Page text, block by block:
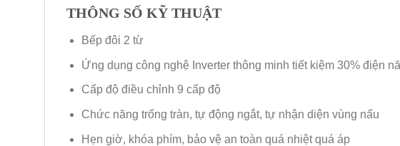
THÔNG SỐ KỸ THUẬT
Bếp đôi 2 từ
Ứng dụng công nghệ Inverter thông minh tiết kiệm 30% điện
Cấp độ điều chỉnh 9 cấp độ
Chức năng trống tràn, tự động ngắt, tự nhận diện vùng nấu
Hẹn giờ, khóa phím, bảo vệ an toàn quá nhiệt quá áp